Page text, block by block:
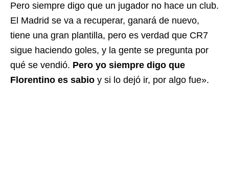
Pero siempre digo que un jugador no hace un club.
El Madrid se va a recuperar, ganará de nuevo,
tiene una gran plantilla, pero es verdad que CR7
sigue haciendo goles, y la gente se pregunta por
qué se vendió. Pero yo siempre digo que
Florentino es sabio y si lo dejó ir, por algo fue».